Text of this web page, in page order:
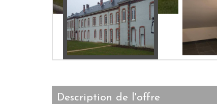
description de l'offre